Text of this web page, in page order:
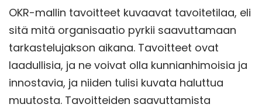
OKR-mallin tavoitteet kuvaavat tavoitetilaa, eli
sitä mitä organisaatio pyrkii saavuttamaan
tarkastelujakson aikana. Tavoitteet ovat
laadullisia, ja ne voivat olla kunnianhimoisia ja
innostavia, ja niiden tulisi kuvata haluttua
muutosta. Tavoitteiden saavuttamista